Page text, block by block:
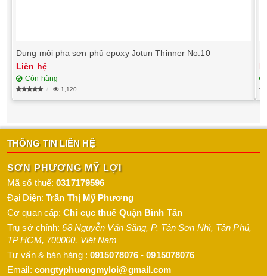
Dung môi pha sơn phủ epoxy Jotun Thinner No.10
Liên hệ
Còn hàng
1,120
THÔNG TIN LIÊN HỆ
SƠN PHƯƠNG MỸ LỢI
Mã số thuế:0317179596
Đại Diện: Trần Thị Mỹ Phương
Cơ quan cấp:Chi cục thuế Quận Bình Tân
Trụ sở chính:68 Nguyễn Văn Săng, P. Tân Sơn Nhì, Tân Phú,
TP HCM, 700000, Việt Nam
Tư vấn & bán hàng : 0915078076 -0915078076
Email: congtyphuongmyloi@gmail.com